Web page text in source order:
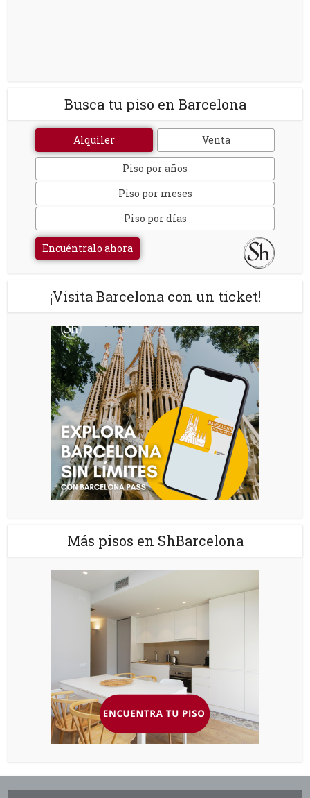
Busca tu piso en Barcelona
Alquiler Venta
Piso por años
Piso por meses
Piso por días
Encuéntralo ahora
¡Visita Barcelona con un ticket!
Más pisos en ShBarcelona